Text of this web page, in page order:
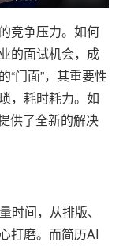
竞争压力。如何
的面试机会，成
“门面”，其重要性
，耗时耗力。如
供了全新的解决
时间，从排版、
打磨。而简历AI